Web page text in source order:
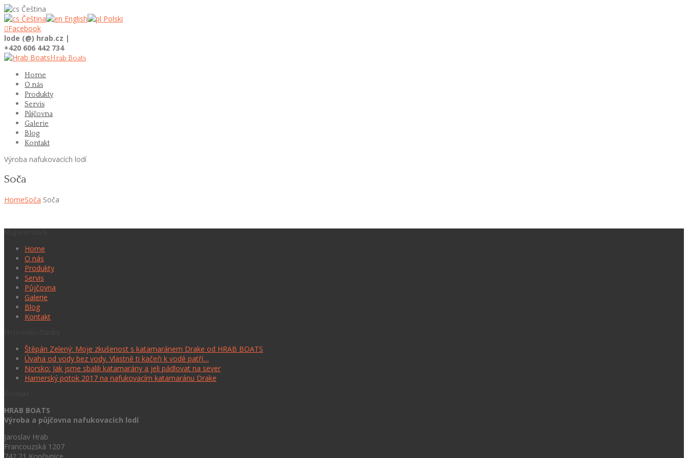
Čeština
Čeština
English
Polski
Facebook
lode (@) hrab.cz |
+420 606 442 734
Hrab Boats
Home
O nás
Produkty
Servis
Půjčovna
Galerie
Blog
Kontakt
Výroba nafukovacích lodí
Soča
HomeSoča Soča
Home
O nás
Produkty
Servis
Půjčovna
Galerie
Blog
Kontakt
Štěpán Zelený: Moje zkušenost s katamaránem Drake od HRAB BOATS
Úvaha od vody bez vody. Vlastně ti kačeři k vodě patří…
Norsko: Jak jsme sbalili katamarány a jeli pádlovat na sever
Hamerský potok 2017 na nafukovacím katamaránu Drake
HRAB BOATS
Výroba a půjčovna nafukovacích lodí
Jaroslav Hrab
Francouzská 1207